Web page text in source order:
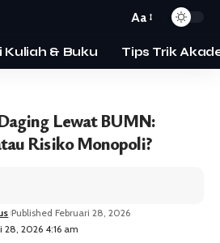
Aa
Kuliah & Buku Tips Trik
Lewat BUMN:
Risiko Monopoli?
28, 2026 4:16 am
Published Februari 28, 2026